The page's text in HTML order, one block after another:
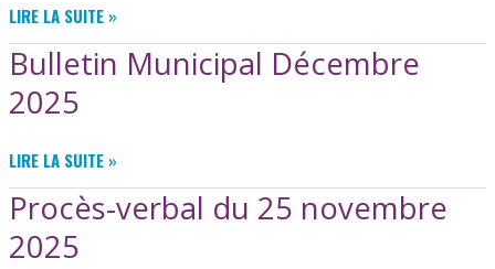
/
SAINTES
PROCÈS-
VERBAL
DU
18
DÉCEMBRE
LIRE LA SUITE »
Bulletin Municipal Décembre
2025
BULLETIN
MUNICIPAL
DÉCEMBRE
2025
LIRE LA SUITE »
Procès-verbal du 25 novembre
2025